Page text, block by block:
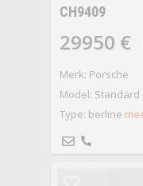
CH9409
29950 €
Merk: Porsche
Model: Standard
Type: berline